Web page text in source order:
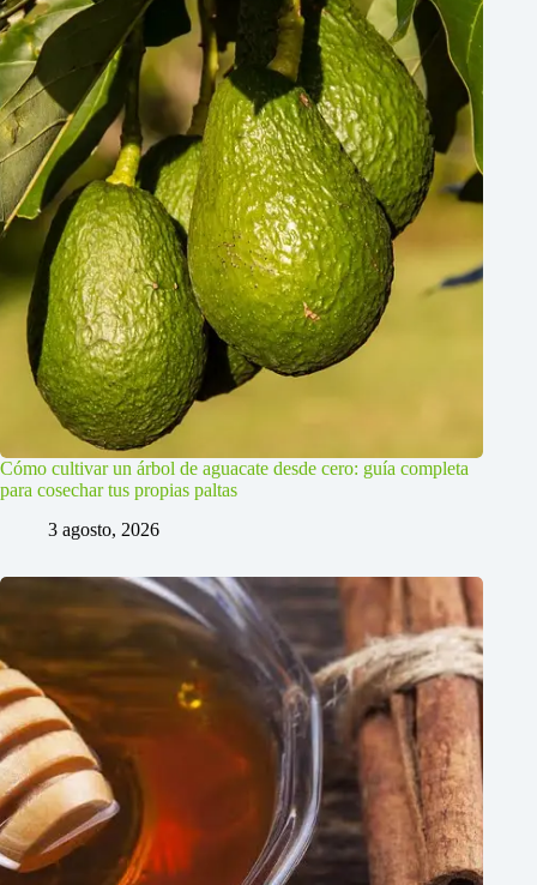
Cómo cultivar un árbol de aguacate desde cero: guía completa
para cosechar tus propias paltas
3 agosto, 2026